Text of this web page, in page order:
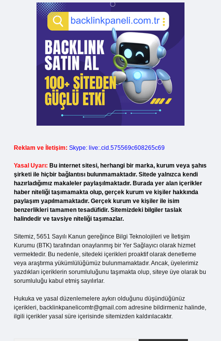
Reklam ve İletişim: Skype: live:.cid.575569c608265c69
Yasal Uyarı: Bu internet sitesi, herhangi bir marka, kurum veya şahıs
şirketi ile hiçbir bağlantısı bulunmamaktadır. Sitede yalnızca kendi
hazırladığımız makaleler paylaşılmaktadır. Burada yer alan içerikler
haber niteliği taşımamakta olup, gerçek kurum ve kişiler hakkında
paylaşım yapılmamaktadır. Gerçek kurum ve kişiler ile isim
benzerlikleri tamamen tesadüfidir. Sitemizdeki bilgiler taslak
halindedir ve tavsiye niteliği taşımazlar.
Sitemiz, 5651 Sayılı Kanun gereğince Bilgi Teknolojileri ve İletişim
Kurumu (BTK) tarafından onaylanmış bir Yer Sağlayıcı olarak hizmet
vermektedir. Bu nedenle, sitedeki içerikleri proaktif olarak denetleme
veya araştırma yükümlülüğümüz bulunmamaktadır. Ancak, üyelerimiz
yazdıkları içeriklerin sorumluluğunu taşımakta olup, siteye üye olarak bu
sorumluluğu kabul etmiş sayılırlar.
Hukuka ve yasal düzenlemelere aykırı olduğunu düşündüğünüz
içerikleri, backlinkpanelicomtr@gmail.com adresine bildirmeniz halinde,
ilgili içerikler yasal süre içerisinde sitemizden kaldırılacaktır.